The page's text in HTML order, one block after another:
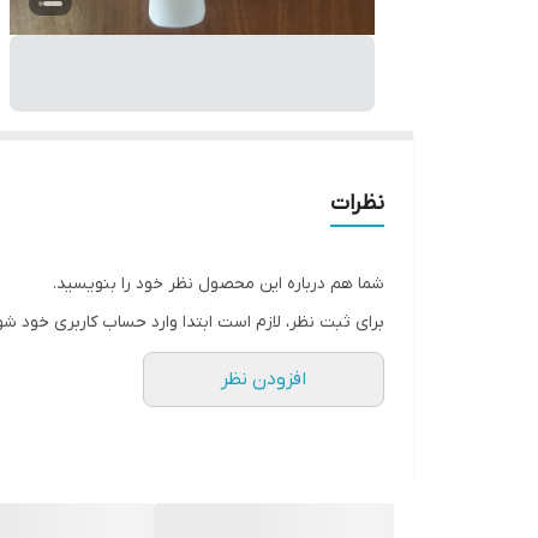
نظرات
شما هم درباره این محصول نظر خود را بنویسید.
برای ثبت نظر، لازم است ابتدا وارد حساب کاربری خود
افزودن نظر